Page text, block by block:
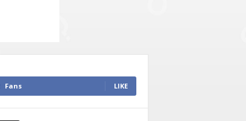
Fans LIKE